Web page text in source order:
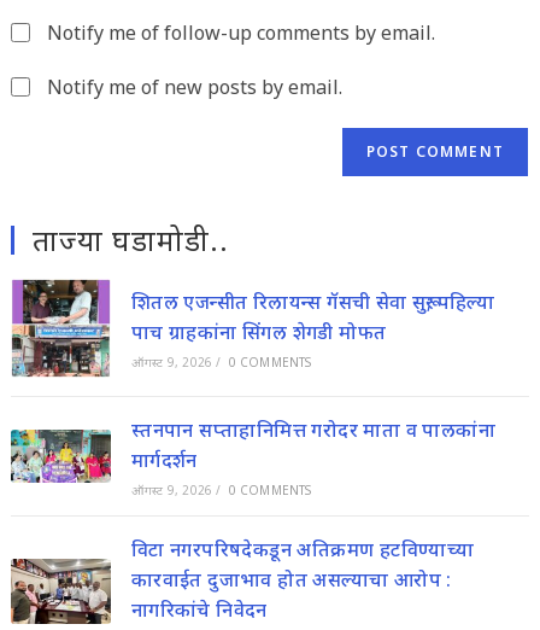
URL
Notify me of follow-up comments by email.
Notify me of new posts by email.
ताज्या घडामोडी..
शितल एजन्सीत रिलायन्स गॅसची सेवा सुरू; पहिल्या
पाच ग्राहकांना सिंगल शेगडी मोफत
ऑगस्ट 9, 2026 / 0 COMMENTS
स्तनपान सप्ताहानिमित्त गरोदर माता व पालकांना
मार्गदर्शन
ऑगस्ट 9, 2026 / 0 COMMENTS
विटा नगरपरिषदेकडून अतिक्रमण हटविण्याच्या
कारवाईत दुजाभाव होत असल्याचा आरोप :
नागरिकांचे निवेदन